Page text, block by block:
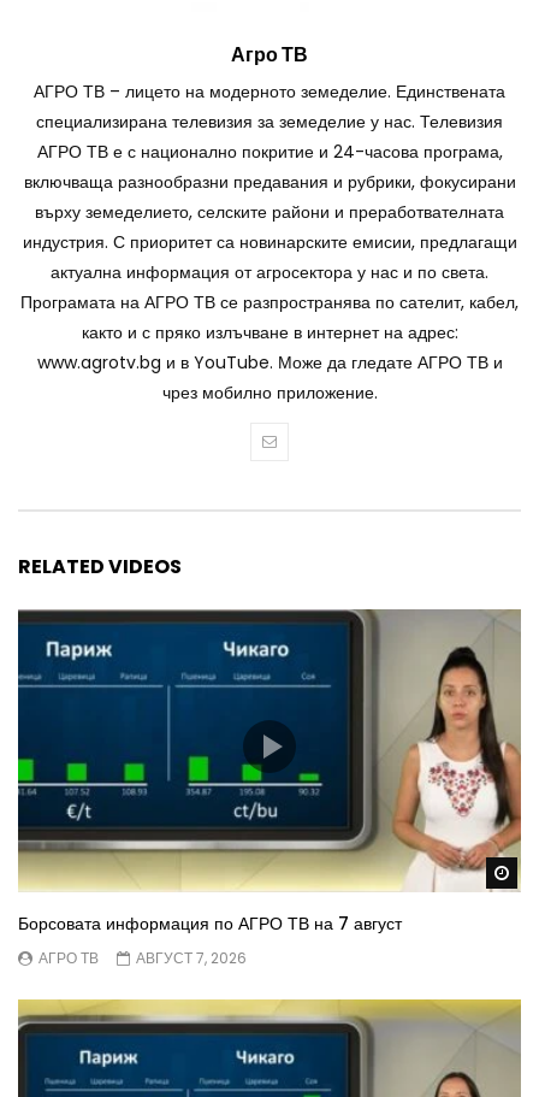
Агро ТВ
АГРО ТВ – лицето на модерното земеделие. Единствената
специализирана телевизия за земеделие у нас. Телевизия
АГРО ТВ е с национално покритие и 24-часова програма,
включваща разнообразни предавания и рубрики, фокусирани
върху земеделието, селските райони и преработвателната
индустрия. С приоритет са новинарските емисии, предлагащи
актуална информация от агросектора у нас и по света.
Програмата на АГРО ТВ се разпространява по сателит, кабел,
както и с пряко излъчване в интернет на адрес:
www.agrotv.bg и в YouTube. Може да гледате АГРО ТВ и
чрез мобилно приложение.
RELATED VIDEOS
Борсовата информация по АГРО ТВ на 7 август
АГРО ТВ АВГУСТ 7, 2026